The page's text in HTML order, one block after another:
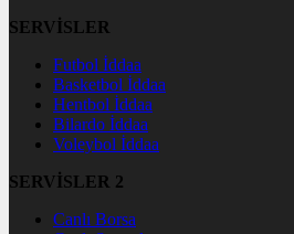
SERVİSLER
Futbol İddaa
Basketbol İddaa
Hentbol İddaa
Bilardo İddaa
Voleybol İddaa
SERVİSLER 2
Canlı Borsa